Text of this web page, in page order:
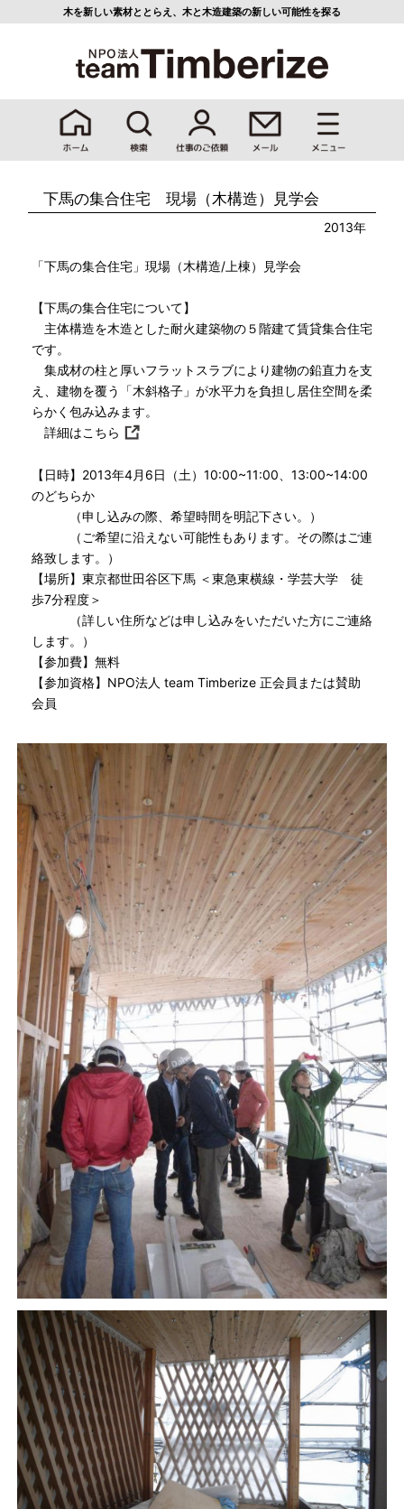
木を新しい素材ととらえ、 木と木造建築の新しい可能性を探る
下馬の集合住宅 現場（木構造）見学会
2013年
「下馬の集合住宅」現場（木構造/上棟）見学会
【下馬の集合住宅について】
主体構造を木造とした耐火建築物の５階建て賃貸集合住宅
です。
集成材の柱と厚いフラットスラブにより建物の鉛直力を支
え、建物を覆う「木斜格子」が水平力を負担し居住空間を柔
らかく包み込みます。
詳細はこちら
【日時】2013年4月6日（土）10:00~11:00、13:00~14:00
のどちらか
（申し込みの際、希望時間を明記下さい。）
（ご希望に沿えない可能性もあります。その際はご連
絡致します。）
【場所】東京都世田谷区下馬 ＜東急東横線・学芸大学 徒
歩7分程度＞
（詳しい住所などは申し込みをいただいた方にご連絡
します。）
【参加費】無料
【参加資格】NPO法人 team Timberize 正会員または賛助
会員